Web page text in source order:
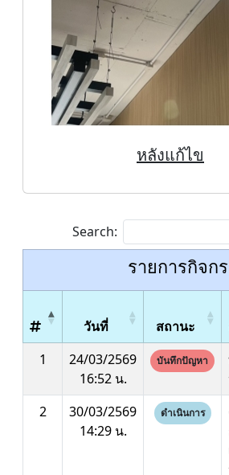
หลังแก้ไข
Search:
รายการกิจก
วันที่ สถานะ
1
24/03/2569
16:52 น.
บันทึกปัญหา
2
30/03/2569
14:29 น.
ดำเนินการ